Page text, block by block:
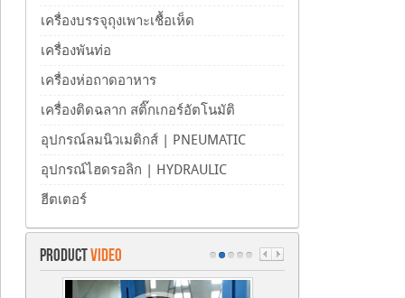
เครื่องบรรจุถุงเพาะเชื้อเห็ด
เครื่องพันท่อ
เครื่องห่อถาดอาหาร
เครื่องติดฉลาก สติ๊กเกอร์อัตโนมัติ
อุปกรณ์ลมนิวเมติกส์ | PNEUMATIC
อุปกรณ์ไฮดรอลิก | HYDRAULIC
ฮีตเตอร์
PRODUCTVIDEO